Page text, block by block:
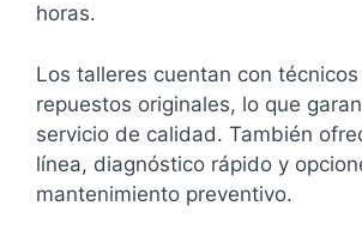
horas.
Los talleres cuentan con
repuestos originales, lo que
servicio de calidad. También
línea, diagnóstico rápido y
mantenimiento preventivo.